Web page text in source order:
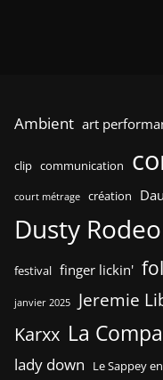
Ambient art
clip communication
court métrage création
Dusty Rodeo
festival finger lickin'
janvier 2025 Jeremie
Karxx La
lady down Le Sappey